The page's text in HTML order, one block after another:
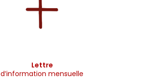
Lettre
d’information mensuelle